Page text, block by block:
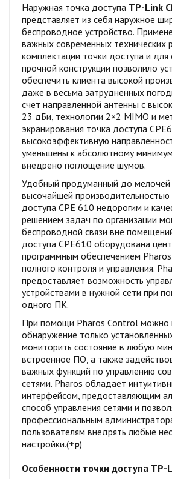
Наружная точка доступа TP-Link
представляет из себя наружное
беспроводное устройство.
важных современных технических
комплектации точки доступа и для
прочной конструкции позволило
обеспечить клиента высокой
даже в весьма затрудненных
счет направленной антенны с
23 дБи, технологии 2×2 MIMO и
экранирования точка доступа
высокоэффективную
уменьшены к абсолютному
внедрено поглощение шумов.
Удобный продуманный до мелочей
высочайшей производительностью
доступа CPE 610 недорогим и
решением задач по организации
беспроводной связи вне
доступа CPE610 оборудована
программным обеспечением
полного контроля и управления.
предоставляет возможность
устройствами в нужной сети при
одного ПК.
При помощи Pharos Control можно
обнаружение только
мониторить состояние в любую
встроенное ПО, а также
важных функций по управлению
сетями. Pharos обладает
интерфейсом, предоставляющим
способ управления сетями и
профессиональным
пользователям внедрять любые
настройки.(+р)
Особенности точки доступа TP-